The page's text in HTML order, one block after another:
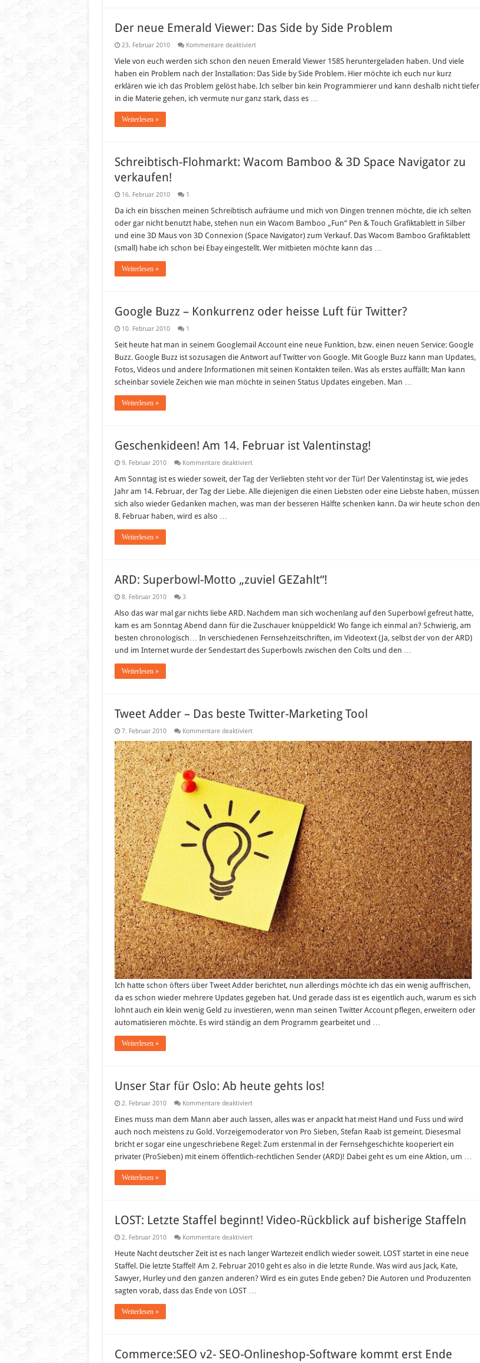
Der neue Emerald Viewer: Das Side by Side Problem
23. Februar 2010 Kommentare deaktiviertfür
neue
Viewer:
Das
Side
by
Viele von euch werden sich schon den neuen Emerald Viewer 1585 heruntergeladen haben. Und viele
haben ein Problem nach der Installation: Das Side by Side Problem. Hier möchte ich euch nur kurz
erklären wie ich das Problem gelöst habe. Ich selber bin kein Programmierer und kann deshalb nicht tiefer
in die Materie gehen, ich vermute nur ganz stark, dass es …
Weiterlesen »
Schreibtisch-Flohmarkt: Wacom Bamboo & 3D Space Navigator zu
verkaufen!
16. Februar 2010 1
Da ich ein bisschen meinen Schreibtisch aufräume und mich von Dingen trennen möchte, die ich selten
oder gar nicht benutzt habe, stehen nun ein Wacom Bamboo „Fun“ Pen & Touch Grafiktablett in Silber
und eine 3D Maus von 3D Connexion (Space Navigator) zum Verkauf. Das Wacom Bamboo Grafiktablett
(small) habe ich schon bei Ebay eingestellt. Wer mitbieten möchte kann das …
Weiterlesen »
Google Buzz – Konkurrenz oder heisse Luft für Twitter?
10. Februar 2010 1
Seit heute hat man in seinem Googlemail Account eine neue Funktion, bzw. einen neuen Service: Google
Buzz. Google Buzz ist sozusagen die Antwort auf Twitter von Google. Mit Google Buzz kann man Updates,
Fotos, Videos und andere Informationen mit seinen Kontakten teilen. Was als erstes auffällt: Man kann
scheinbar soviele Zeichen wie man möchte in seinen Status Updates eingeben. Man …
Weiterlesen »
Geschenkideen! Am 14. Februar ist Valentinstag!
9. Februar 2010 Kommentare deaktiviertfür
Am
14.
Februar
ist
Valentinstag!
Am Sonntag ist es wieder soweit, der Tag der Verliebten steht vor der Tür! Der Valentinstag ist, wie jedes
Jahr am 14. Februar, der Tag der Liebe. Alle diejenigen die einen Liebsten oder eine Liebste haben, müssen
sich also wieder Gedanken machen, was man der besseren Hälfte schenken kann. Da wir heute schon den
8. Februar haben, wird es also …
Weiterlesen »
ARD: Superbowl-Motto „zuviel GEZahlt“!
8. Februar 2010 3
Also das war mal gar nichts liebe ARD. Nachdem man sich wochenlang auf den Superbowl gefreut hatte,
kam es am Sonntag Abend dann für die Zuschauer knüppeldick! Wo fange ich einmal an? Schwierig, am
besten chronologisch… In verschiedenen Fernsehzeitschriften, im Videotext (Ja, selbst der von der ARD)
und im Internet wurde der Sendestart des Superbowls zwischen den Colts und den …
Weiterlesen »
Tweet Adder – Das beste Twitter-Marketing Tool
7. Februar 2010 Kommentare deaktiviertfür
Adder
–
Das
beste
Twitter-
Marketing
Tool
Ich hatte schon öfters über Tweet Adder berichtet, nun allerdings möchte ich das ein wenig auffrischen,
da es schon wieder mehrere Updates gegeben hat. Und gerade dass ist es eigentlich auch, warum es sich
lohnt auch ein klein wenig Geld zu investieren, wenn man seinen Twitter Account pflegen, erweitern oder
automatisieren möchte. Es wird ständig an dem Programm gearbeitet und …
Weiterlesen »
Unser Star für Oslo: Ab heute gehts los!
2. Februar 2010 Kommentare deaktiviertfür
Star
Oslo:
Ab
heute
gehts
Eines muss man dem Mann aber auch lassen, alles was er anpackt hat meist Hand und Fuss und wird
auch noch meistens zu Gold. Vorzeigemoderator von Pro Sieben, Stefan Raab ist gemeint. Diesesmal
bricht er sogar eine ungeschriebene Regel: Zum erstenmal in der Fernsehgeschichte kooperiert ein
privater (ProSieben) mit einem öffentlich-rechtlichen Sender (ARD)! Dabei geht es um eine Aktion, um …
Weiterlesen »
LOST: Letzte Staffel beginnt! Video-Rückblick auf bisherige Staffeln
2. Februar 2010 Kommentare deaktiviertfür
Letzte
Staffel
beginnt!
Video-
Rückblick
Heute Nacht deutscher Zeit ist es nach langer Wartezeit endlich wieder soweit. LOST startet in eine neue
Staffel. Die letzte Staffel! Am 2. Februar 2010 geht es also in die letzte Runde. Was wird aus Jack, Kate,
Sawyer, Hurley und den ganzen anderen? Wird es ein gutes Ende geben? Die Autoren und Produzenten
sagten vorab, dass das Ende von LOST …
Weiterlesen »
Commerce:SEO v2- SEO-Onlineshop-Software kommt erst Ende